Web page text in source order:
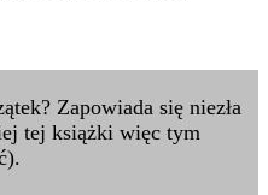
Zapowiada się niezła
tej książki więc tym